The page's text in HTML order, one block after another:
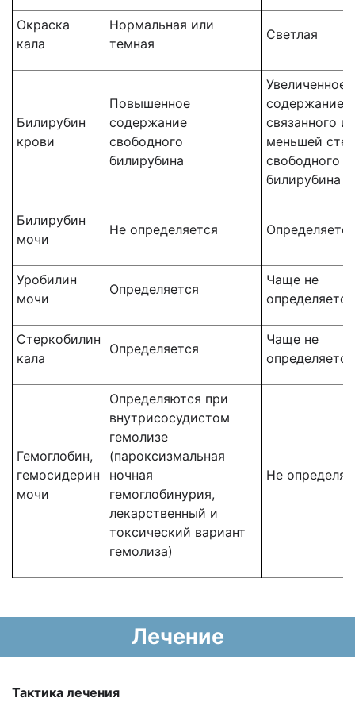
Окраска
кала
Нормальная или
темная
Светлая
Билирубин
крови
Повышенное
содержание
свободного
билирубина
Увеличенное
содержание
связанного и
меньшей
свободного
билирубина
Билирубин
мочи
Не определяется Определяется
Уробилин
мочи
Определяется
Чаще не
определяется
Стеркобилин
кала
Определяется
Чаще не
определяется
Гемоглобин,
гемосидерин
мочи
Определяются при
внутрисосудистом
гемолизе
(пароксизмальная
ночная
гемоглобинурия,
лекарственный и
токсический вариант
гемолиза)
Не
Лечение
Тактика лечения